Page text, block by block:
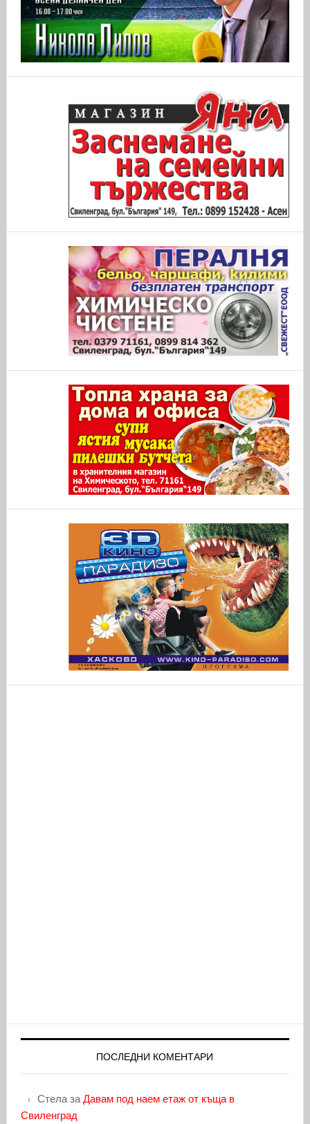
ПОСЛЕДНИ КОМЕНТАРИ
Стелаза Давам под наем етаж от къща в
Свиленград